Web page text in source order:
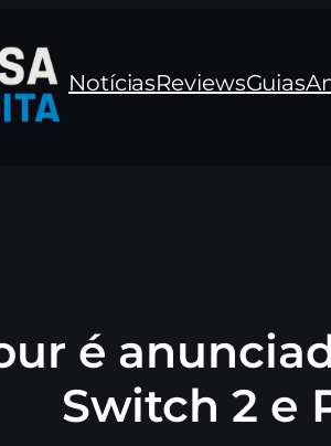
NotíciasReviewsGuias
é
Switch 2 e